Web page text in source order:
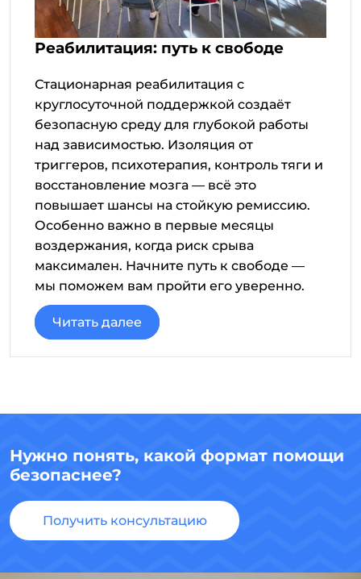
Реабилитация: путь к свободе
Стационарная реабилитация с
круглосуточной поддержкой создаёт
безопасную среду для глубокой работы
над зависимостью. Изоляция от
триггеров, психотерапия, контроль тяги и
восстановление мозга — всё это
повышает шансы на стойкую ремиссию.
Особенно важно в первые месяцы
воздержания, когда риск срыва
максимален. Начните путь к свободе —
мы поможем вам пройти его уверенно.
Читать далее
Нужно понять, какой формат помощи
безопаснее?
Получить консультацию